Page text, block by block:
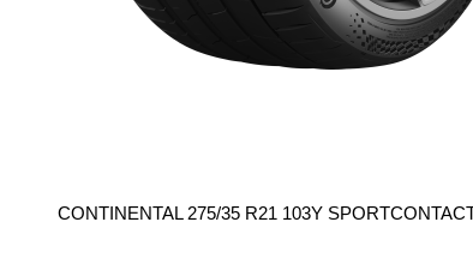
CONTINENTAL 275/35 R21 103Y